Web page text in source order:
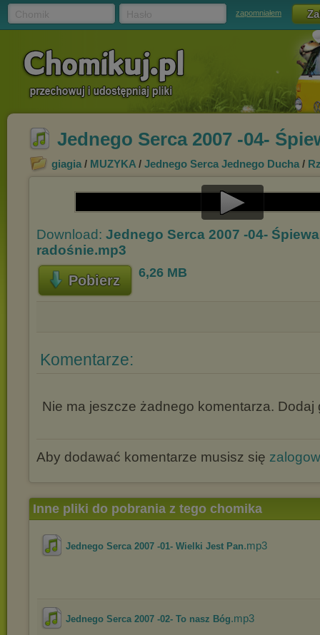
zapomniałem
Jednego Serca 2007 -04-
giagia / MUZYKA / Jednego Serca Jednego Ducha /
Play
Download: Jednego Serca 2007 -04-
radośnie.mp3
Pobierz 6,26 MB
Komentarze:
Nie ma jeszcze żadnego komentarza. Dodaj
Aby dodawać komentarze musisz się
Inne pliki do pobrania z tego chomika
Jednego Serca 2007 -01- Wielki Jest Pan.mp3
Jednego Serca 2007 -02- To nasz Bóg.mp3